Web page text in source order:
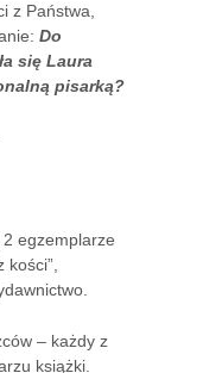
z Państwa,
Do
się Laura
pisarką?
egzemplarze
– każdy z
książki.